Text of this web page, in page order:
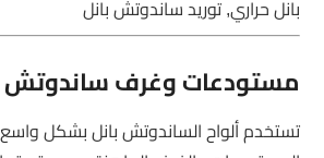
بانل حراري, توريد ساندوتش بانل
مستودعات وغرف ساندوتش
تستخدم ألواح الساندوتش بانل بشكل